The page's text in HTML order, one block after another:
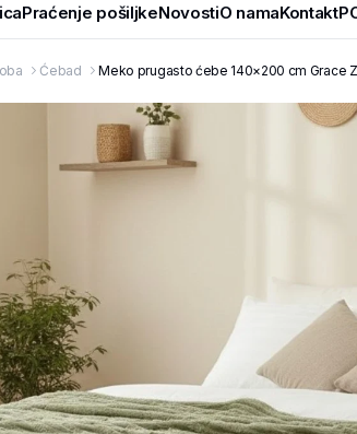
Praćenje pošiljkeNovostiO namaKontakt
Ćebad Meko prugasto ćebe 140×200 cm Grace